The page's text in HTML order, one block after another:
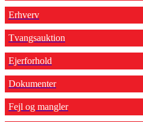
Erhverv
Tvangsauktion
Ejerforhold
Dokumenter
Fejl og mangler